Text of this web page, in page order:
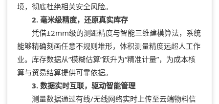
境，彻底杜绝相关安全风险。
2. 毫米级精度，还原真实库存
凭借±2mm级的测距精度与智能三维建模算法，系统
能够精确刻画任意不规则堆形，体积测量精度远超人工作
业。库存数据从“模糊估算”跃升为“精准计量”，为成本核
算与贸易结算提供可靠依据。
3. 数据实时互联，驱动智能管理
测量数据通过有线/无线网络实时上传至云端物料信